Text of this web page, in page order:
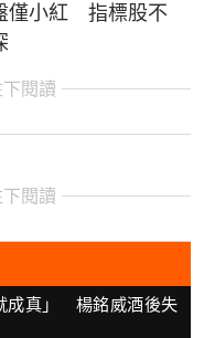
僅小紅 指標股不
閱讀
閱讀
成真」 楊銘威酒後失